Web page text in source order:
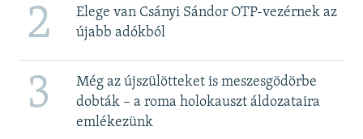
2
Elege van Csányi Sándor OTP-vezérnek az
újabb adókból
3
Még az újszülötteket is meszesgödörbe
dobták – a roma holokauszt áldozataira
emlékezünk